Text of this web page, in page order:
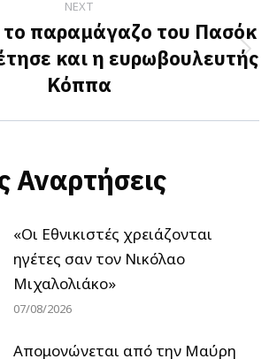
NEXT
Next
post:
το παραμάγαζο του Πασόκ
και η ευρωβουλευτής
Κόππα
Αναρτήσεις
«Οι Εθνικιστές χρειάζονται
ηγέτες σαν τον Νικόλαο
Μιχαλολιάκο»
07/08/2026
Απομονώνεται από την Μαύρη